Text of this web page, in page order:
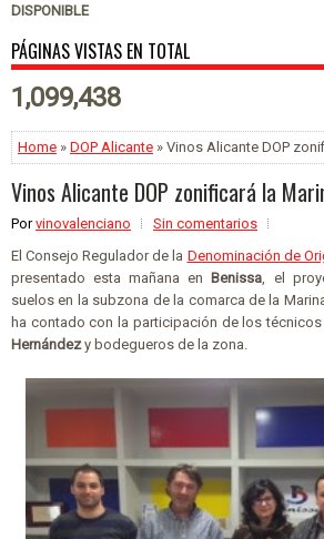
DISPONIBLE
PÁGINAS VISTAS EN TOTAL
1,099,438
Home » DOP Alicante » Vinos Alicante DOP
Vinos Alicante DOP zonificará la
Porvinovalenciano
Sin comentarios
El Consejo Regulador de la Denominación de
presentado esta mañana enBenissa , el
suelos en la subzona de la comarca de la
ha contado con la participación de los
Hernández y bodegueros de la zona.